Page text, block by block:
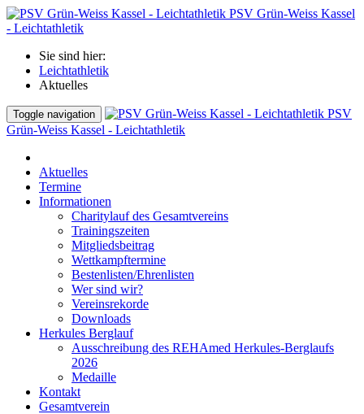
PSV Grün-Weiss Kassel
- Leichtathletik
Sie sind hier:
Leichtathletik
Aktuelles
Toggle navigation
PSV
Grün-Weiss Kassel - Leichtathletik
Aktuelles
Termine
Informationen
Charitylauf des Gesamtvereins
Trainingszeiten
Mitgliedsbeitrag
Wettkampftermine
Bestenlisten/Ehrenlisten
Wer sind wir?
Vereinsrekorde
Downloads
Herkules Berglauf
Ausschreibung des REHAmed Herkules-Berglaufs
2026
Medaille
Kontakt
Gesamtverein